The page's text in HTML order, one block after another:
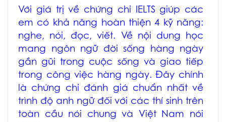
Với giá trị về chứng chỉ IELTS giúp các
em có khả năng hoàn thiện 4 kỹ năng:
nghe, nói, đọc, viết. Về nội dung học
mang ngôn ngữ đời sống hàng ngày
gần gũi trong cuộc sống và giao tiếp
trong công việc hàng ngày. Đây chính
là chứng chỉ đánh giá chuẩn nhất về
trình độ anh ngữ đối với các thí sinh trên
toàn cầu nói chung và Việt Nam nói